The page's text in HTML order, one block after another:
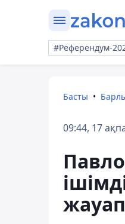
#Референдум-
Басты
09:44, 17